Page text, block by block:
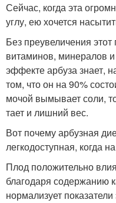
Сейчас, когда эта
углу, ею хочется
Без преувеличения
витаминов, минералов
эффекте арбуза знает,
том, что он на 90%
мочой вымывает соли,
тает и лишний вес.
Вот почему арбузная
легкодоступная, когда
Плод положительно
благодаря содержанию
нормализует